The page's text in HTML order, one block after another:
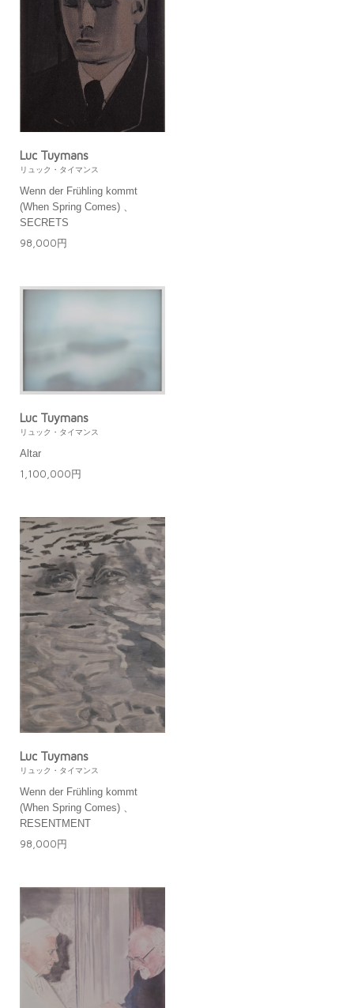
Luc Tuymans
リュック・タイマンス
Wenn der Frühling kommt
(When Spring Comes) 、
SECRETS
98,000円
Luc Tuymans
リュック・タイマンス
Altar
1,100,000円
Luc Tuymans
リュック・タイマンス
Wenn der Frühling kommt
(When Spring Comes) 、
RESENTMENT
98,000円